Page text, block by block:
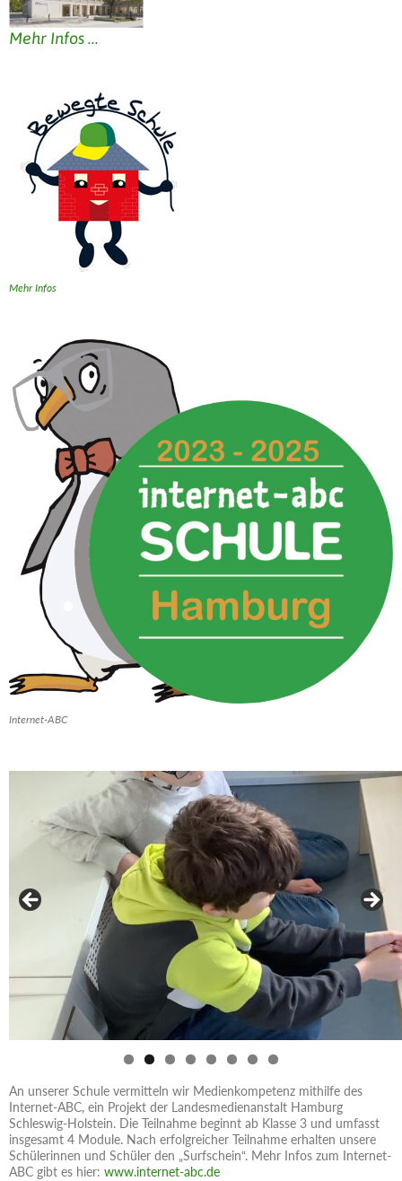
Mehr Infos ...
Mehr Infos
Internet-ABC
An unserer Schule vermitteln wir Medienkompetenz mithilfe des
Internet-ABC, ein Projekt der Landesmedienanstalt Hamburg
Schleswig-Holstein. Die Teilnahme beginnt ab Klasse 3 und umfasst
insgesamt 4 Module. Nach erfolgreicher Teilnahme erhalten unsere
Schülerinnen und Schüler den „Surfschein“. Mehr Infos zum Internet-
ABC gibt es hier: www.internet-abc.de